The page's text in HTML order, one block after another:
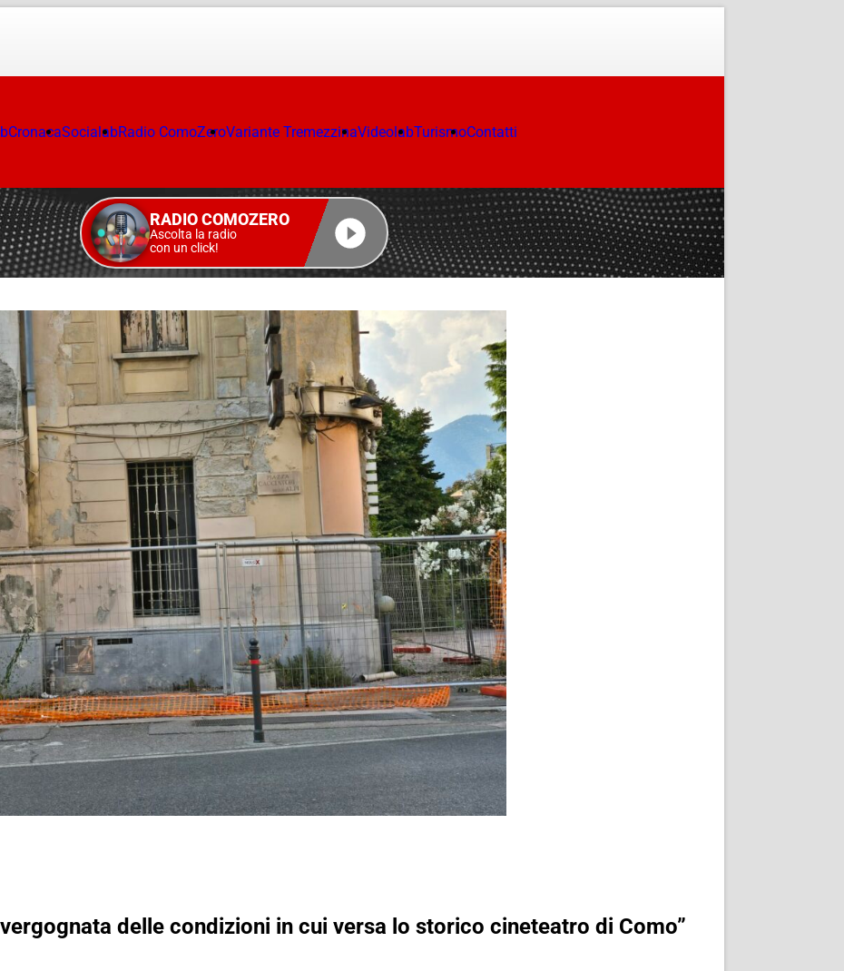
CronacaSocialabRadio ComoZeroVariante TremezzinaVideolabTurismoContatti
RADIO COMOZERO
Ascolta la radio
con un click!
delle condizioni in cui versa lo storico cineteatro di Como”